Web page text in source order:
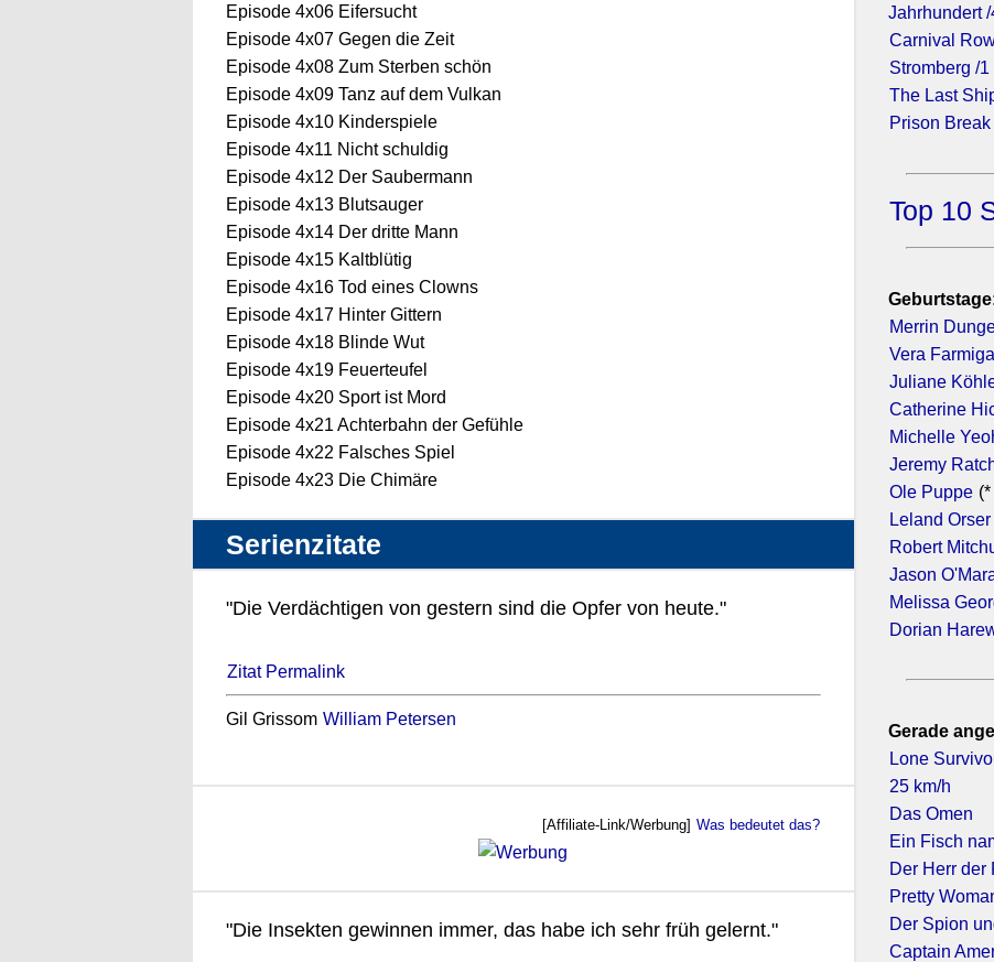
Episode 4x06 Eifersucht
Episode 4x07 Gegen die Zeit
Episode 4x08 Zum Sterben schön
Episode 4x09 Tanz auf dem Vulkan
Episode 4x10 Kinderspiele
Episode 4x11 Nicht schuldig
Episode 4x12 Der Saubermann
Episode 4x13 Blutsauger
Episode 4x14 Der dritte Mann
Episode 4x15 Kaltblütig
Episode 4x16 Tod eines Clowns
Episode 4x17 Hinter Gittern
Episode 4x18 Blinde Wut
Episode 4x19 Feuerteufel
Episode 4x20 Sport ist Mord
Episode 4x21 Achterbahn der Gefühle
Episode 4x22 Falsches Spiel
Episode 4x23 Die Chimäre
Serienzitate
"Die Verdächtigen von gestern sind die Opfer von heute."
Zitat Permalink
Gil Grissom William Petersen
[Affiliate-Link/Werbung] Was bedeutet das?
"Die Insekten gewinnen immer, das habe ich sehr früh gelernt."
Jahrhundert /
Carnival
Stromberg /1
The Last
Prison Break
Top 10
Merrin
Vera Farmiga
Juliane
Catherine
Michelle
Jeremy
Ole Puppe
Leland Orser
Robert
Jason
Melissa
Dorian
Gerade
Lone
25 km/h
Das Omen
Ein Fisch
Der Herr der
Pretty
Der Spion
Captain